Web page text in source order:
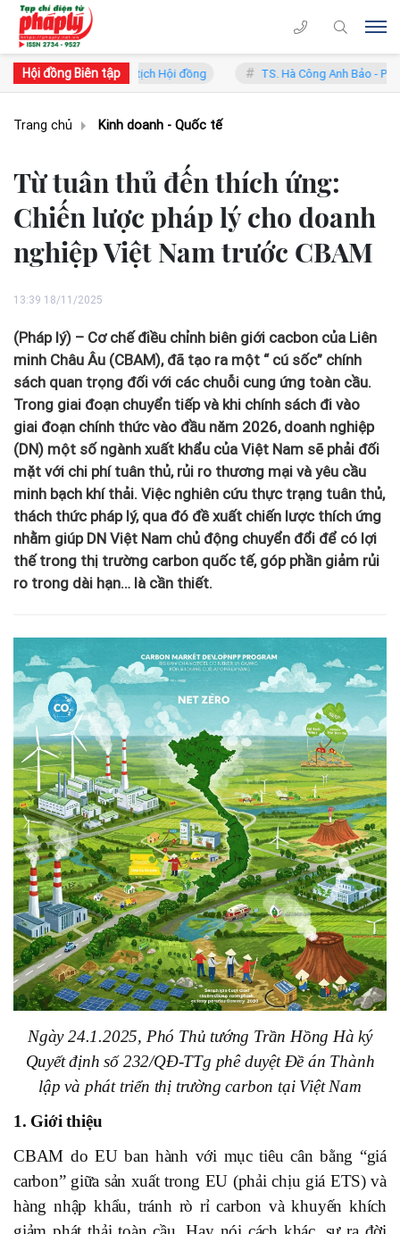
Hội đồng Biên tập
- Phó Chủ tịch Hội đồng TS. Hà Công Anh Bảo - Phó Chủ tịch
Trang chủ Kinh doanh - Quốc tế
Từ tuân thủ đến thích ứng:
Chiến lược pháp lý cho doanh
nghiệp Việt Nam trước CBAM
13:39 18/11/2025
(Pháp lý) – Cơ chế điều chỉnh biên giới cacbon của Liên
minh Châu Âu (CBAM), đã tạo ra một “ cú sốc” chính
sách quan trọng đối với các chuỗi cung ứng toàn cầu.
Trong giai đoạn chuyển tiếp và khi chính sách đi vào
giai đoạn chính thức vào đầu năm 2026, doanh nghiệp
(DN) một số ngành xuất khẩu của Việt Nam sẽ phải đối
mặt với chi phí tuân thủ, rủi ro thương mại và yêu cầu
minh bạch khí thải. Việc nghiên cứu thực trạng tuân thủ,
thách thức pháp lý, qua đó đề xuất chiến lược thích ứng
nhằm giúp DN Việt Nam chủ động chuyển đổi để có lợi
thế trong thị trường carbon quốc tế, góp phần giảm rủi
ro trong dài hạn… là cần thiết.
Ngày 24.1.2025, Phó Thủ tướng Trần Hồng Hà ký
Quyết định số 232/QĐ-TTg phê duyệt Đề án Thành
lập và phát triển thị trường carbon tại Việt Nam
1. Giới thiệu
CBAM do EU ban hành với mục tiêu cân bằng “giá
carbon” giữa sản xuất trong EU (phải chịu giá ETS) và
hàng nhập khẩu, tránh rò rỉ carbon và khuyến khích